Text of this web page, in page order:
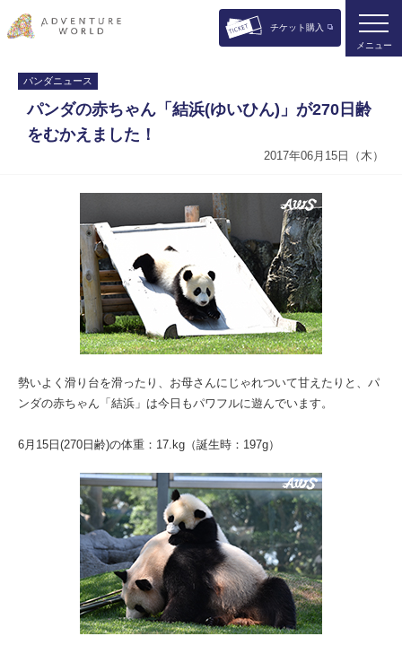
チケット購入
メニュー
パンダニュース
パンダの赤ちゃん「結浜(ゆいひん)」が270日齢
をむかえました！
2017年06月15日（木）
勢いよく滑り台を滑ったり、お母さんにじゃれついて甘えたりと、パ
ンダの赤ちゃん「結浜」は今日もパワフルに遊んでいます。
6月15日(270日齢)の体重：17.kg（誕生時：197g）